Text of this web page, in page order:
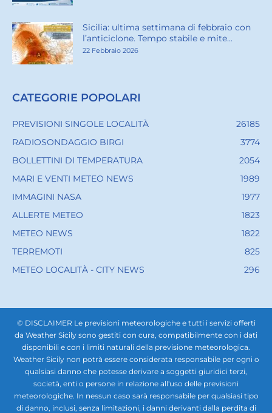
Sicilia: ultima settimana di febbraio con
l’anticiclone. Tempo stabile e mite...
22 Febbraio 2026
CATEGORIE POPOLARI
PREVISIONI SINGOLE LOCALITÀ
26185
RADIOSONDAGGIO BIRGI
3774
BOLLETTINI DI TEMPERATURA
2054
MARI E VENTI METEO NEWS
1989
IMMAGINI NASA
1977
ALLERTE METEO
1823
METEO NEWS
1822
TERREMOTI
825
METEO LOCALITÀ - CITY NEWS
296
© DISCLAIMER Le previsioni meteorologiche e tutti i servizi offerti
da Weather Sicily sono gestiti con cura, compatibilmente con i dati
disponibili e con i limiti naturali della previsione meteorologica.
Weather Sicily non potrà essere considerata responsabile per ogni o
qualsiasi danno che potesse derivare a soggetti giuridici terzi,
società, enti o persone in relazione all'uso delle previsioni
meteorologiche. In nessun caso sarà responsabile per qualsiasi tipo
di danno, inclusi, senza limitazioni, i danni derivanti dalla perdita di